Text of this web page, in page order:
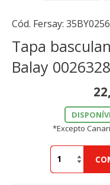
Cód. Fersay: 35BY0256
Tapa
Balay
*Excepto